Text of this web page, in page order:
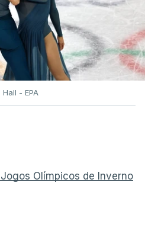
Hall - EPA
Olímpicos de Inverno